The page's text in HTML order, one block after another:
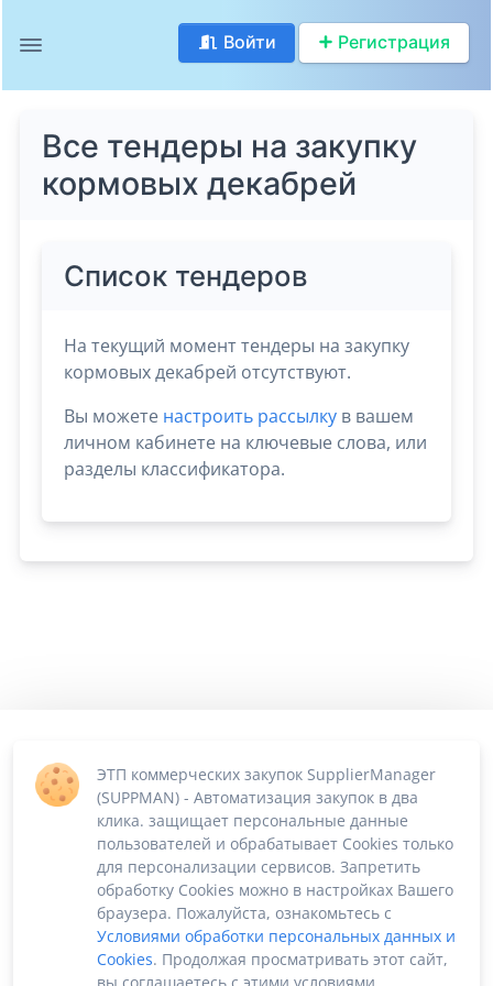
Войти Регистрация
Все тендеры на закупку
кормовых декабрей
Список тендеров
На текущий момент тендеры на закупку
кормовых декабрей отсутствуют.
Вы можете настроить рассылку в вашем
личном кабинете на ключевые слова, или
разделы классификатора.
ЭТП коммерческих закупок SupplierManager
(SUPPMAN) - Автоматизация закупок в два
клика. защищает персональные данные
пользователей и обрабатывает Cookies только
для персонализации сервисов. Запретить
обработку Cookies можно в настройках Вашего
браузера. Пожалуйста, ознакомьтесь с
Условиями обработки персональных данных и
Cookies. Продолжая просматривать этот сайт,